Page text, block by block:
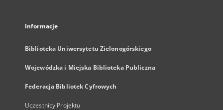
Informacje
Biblioteka Uniwersytetu Zielonogórskiego
Wojewódzka i Miejska Biblioteka Publiczna
Federacja Bibliotek Cyfrowych
Uczestnicy Projektu